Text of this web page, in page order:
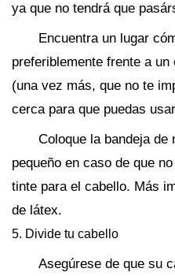
ya que no tendrá que
Encuentra un lugar
preferiblemente frente a
(una vez más, que no te
cerca para que puedas
Coloque la bandeja
pequeño en caso de que
tinte para el cabello. Más
de látex.
5. Divide tu cabello
Asegúrese de que su